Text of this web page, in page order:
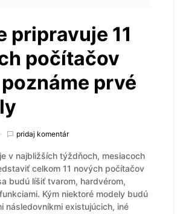
pripravuje 11
počítačov
prvé
pridaj komentár
v najbližších týždňoch, mesiacoch
celkom 11 nových počítačov
budú líšiť tvarom, hardvérom,
Kým niektoré modely budú
následovníkmi existujúcich, iné